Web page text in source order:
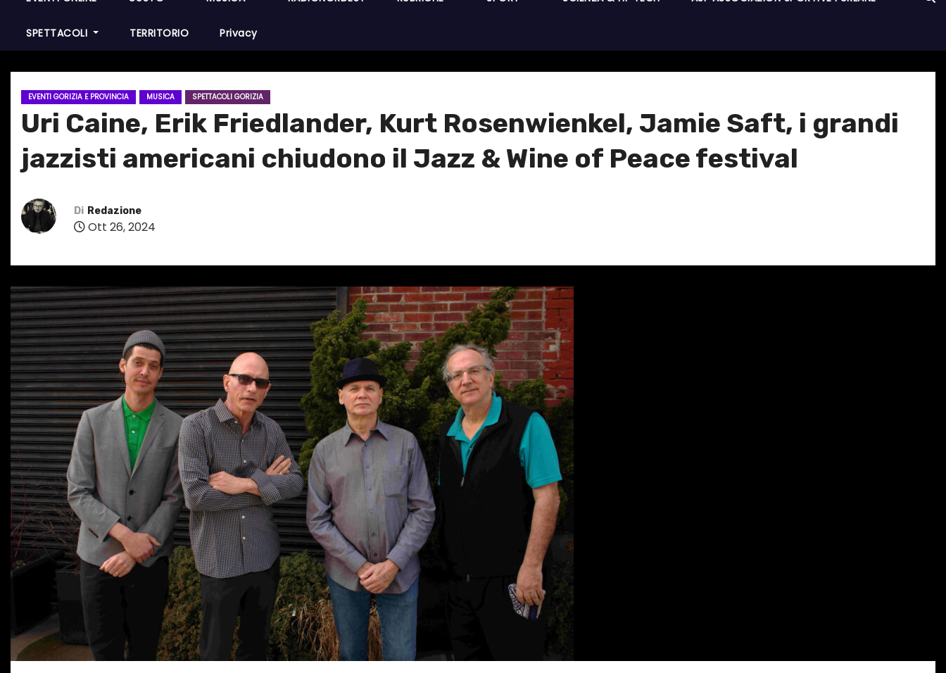
SPETTACOLI TERRITORIO Privacy
EVENTI GORIZIA E PROVINCIA MUSICA SPETTACOLI GORIZIA
Uri Caine, Erik Friedlander, Kurt Rosenwienkel, Jamie Saft, i grandi
jazzisti americani chiudono il Jazz & Wine of Peace festival
Di Redazione
Ott 26, 2024